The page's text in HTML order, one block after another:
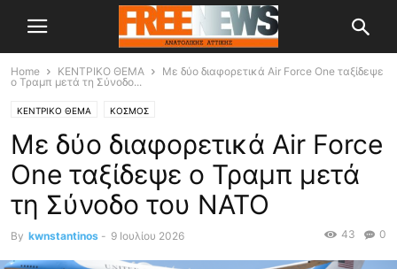
Home ΚΕΝΤΡΙΚΟ ΘΕΜΑ
Με δύο διαφορετικά Air Force One ταξίδεψε
ο Τραμπ μετά τη Σύνοδο...
ΚΕΝΤΡΙΚΟ ΘΕΜΑ ΚΟΣΜΟΣ
Με δύο διαφορετικά Air Force
One ταξίδεψε ο Τραμπ μετά
τη Σύνοδο του ΝΑΤΟ
By kwnstantinos - 9 Ιουλίου 2026 0
43